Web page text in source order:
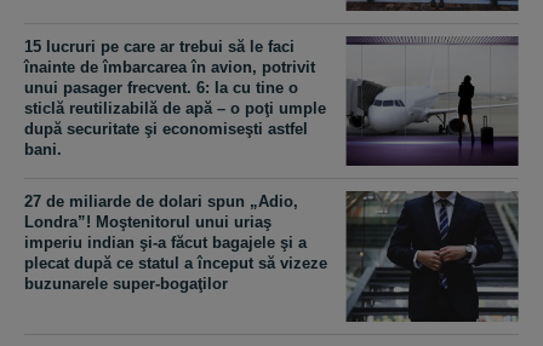
15 lucruri pe care ar trebui să le faci
înainte de îmbarcarea în avion, potrivit
unui pasager frecvent. 6: Ia cu tine o
sticlă reutilizabilă de apă – o poţi umple
după securitate şi economiseşti astfel
bani.
27 de miliarde de dolari spun „Adio,
Londra”! Moştenitorul unui uriaş
imperiu indian şi-a făcut bagajele şi a
plecat după ce statul a început să vizeze
buzunarele super-bogaţilor